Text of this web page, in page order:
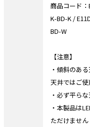
商品コード：
K-BD-K /
BD-W
【注意】
・傾斜のあ
天井ではご
・必ず平ら
・本製品は
ただけません